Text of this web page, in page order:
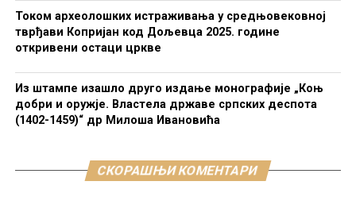
Током археолошких истраживања у средњовековној
тврђави Копријан код Дољевца 2025. године
откривени остаци цркве
Из штампе изашло друго издање монографије „Коњ
добри и оружје. Властела државе српских деспота
(1402-1459)“ др Милоша Ивановића
СКОРАШЊИ КОМЕНТАРИ